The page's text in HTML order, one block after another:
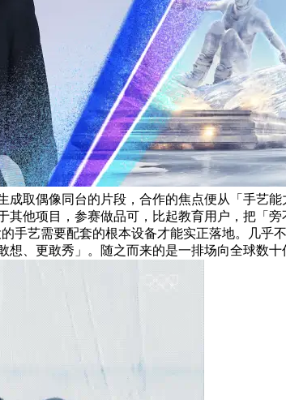
取偶像同台的片段，合作的焦点便从「手艺
他项目，参赛做品可，比起教育用户，把「
手艺需要配套的根本设备才能实正落地。几
、更敢秀」。随之而来的是一排场向全球数十